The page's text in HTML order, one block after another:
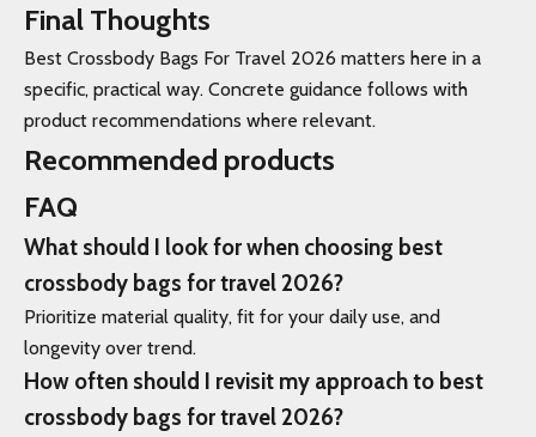
Final Thoughts
Best Crossbody Bags For Travel 2026 matters here in a
specific, practical way. Concrete guidance follows with
product recommendations where relevant.
Recommended products
FAQ
What should I look for when choosing best
crossbody bags for travel 2026?
Prioritize material quality, fit for your daily use, and
longevity over trend.
How often should I revisit my approach to best
crossbody bags for travel 2026?